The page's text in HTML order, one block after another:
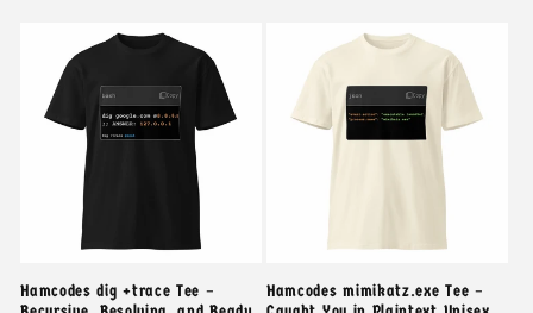
thường
thường
Hamcodes dig +trace Tee –
Hamcodes mimikatz.exe Tee –